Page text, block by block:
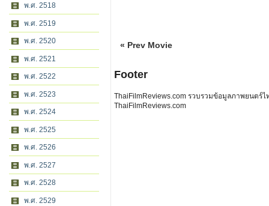
พ.ศ. 2518
พ.ศ. 2519
พ.ศ. 2520
พ.ศ. 2521
พ.ศ. 2522
พ.ศ. 2523
พ.ศ. 2524
พ.ศ. 2525
พ.ศ. 2526
พ.ศ. 2527
พ.ศ. 2528
พ.ศ. 2529
« Prev Movie
Footer
ThaiFilmReviews.com รวบรวมข้อมูลภาพยนตร์
ThaiFilmReviews.com